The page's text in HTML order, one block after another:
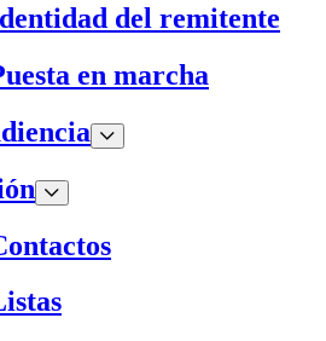
del remitente
en marcha